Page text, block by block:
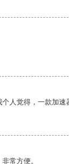
人觉得，一款加速
常方便。